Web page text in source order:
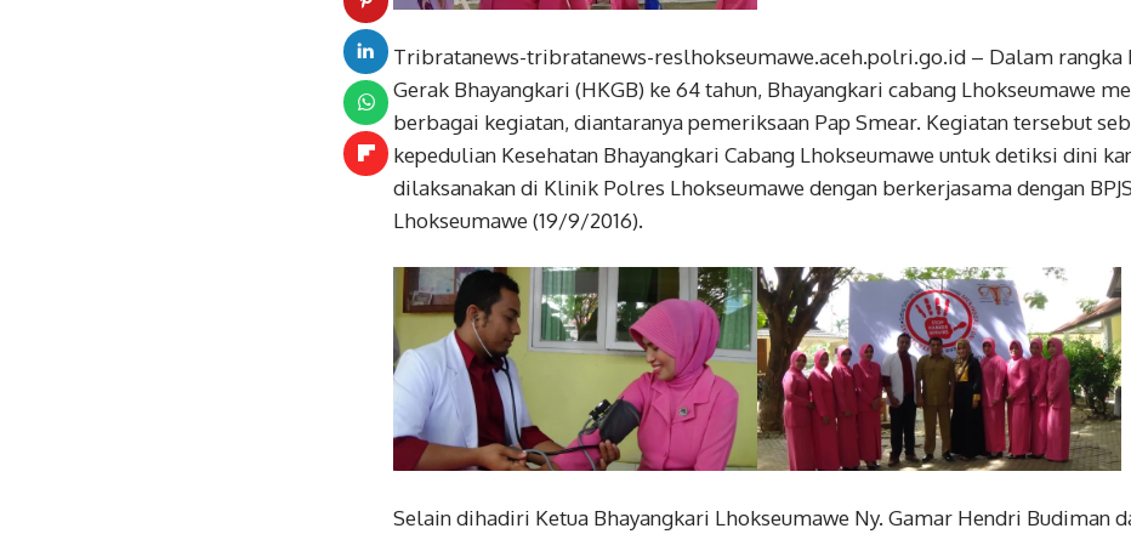
Tribratanews-tribratanews-reslhokseumawe.aceh.polri.go.id – Dalam rangka
Gerak Bhayangkari (HKGB) ke 64 tahun, Bhayangkari cabang Lhokseumawe
berbagai kegiatan, diantaranya pemeriksaan Pap Smear. Kegiatan tersebut
kepedulian Kesehatan Bhayangkari Cabang Lhokseumawe untuk detiksi dini
dilaksanakan di Klinik Polres Lhokseumawe dengan berkerjasama dengan
Lhokseumawe (19/9/2016).
Selain dihadiri Ketua Bhayangkari Lhokseumawe Ny. Gamar Hendri Budiman